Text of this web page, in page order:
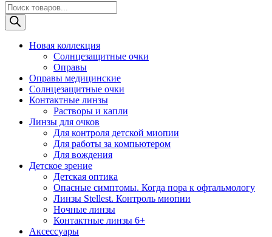
Поиск
товаров
Новая коллекция
Солнцезащитные очки
Оправы
Оправы медицинские
Солнцезащитные очки
Контактные линзы
Растворы и капли
Линзы для очков
Для контроля детской миопии
Для работы за компьютером
Для вождения
Детское зрение
Детская оптика
Опасные симптомы. Когда пора к офтальмологу
Линзы Stellest. Контроль миопии
Ночные линзы
Контактные линзы 6+
Аксессуары